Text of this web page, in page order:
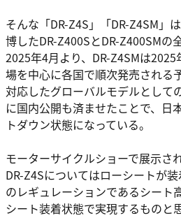
そんな「DR-Z4S」「DR-Z4SM」
博したDR-Z400SとDR-Z400SMの
2025年4月より、DR-Z4SMは
場を中心に各国で順次発売される
対応したグローバルモデルとして
に国内公開も済ませたことで、日
トダウン状態になっている。
モーターサイクルショーで展示さ
DR-Z4Sについてはローシートが
のレギュレーションであるシート
シート装着状態で実現するものと